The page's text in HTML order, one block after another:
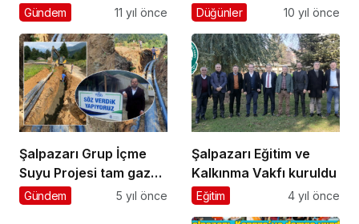
araya geldi
Gündem 11 yıl önce
Cora TBMM’de konuştu
Düğünler 10 yıl önce
Şalpazarı Grup İçme
Suyu Projesi tam gaz
devam ediyor
Gündem 5 yıl önce
Şalpazarı Eğitim ve
Kalkınma Vakfı kuruldu
Eğitim 4 yıl önce